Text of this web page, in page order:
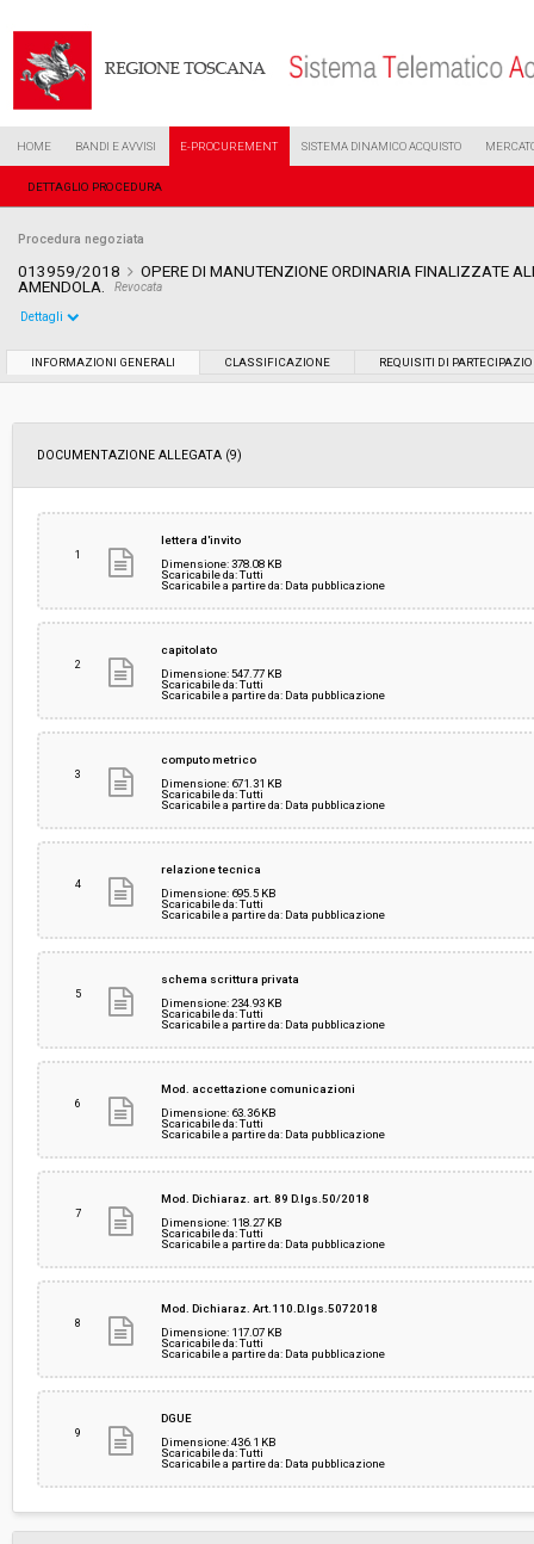
HOME BANDI E AVVISI E-PROCUREMENT SISTEMA DINAMICO ACQUISTO
DETTAGLIO PROCEDURA
Procedura negoziata
013959/2018
OPERE DI MANUTENZIONE ORDINARIA FINALIZZATE
AMENDOLA.
Revocata
Data pubblicazione:
Svolgimento:
Responsabile attuale:
COMUNE DI AREZZO - Progetto riqualificazione
Dettagli
INFORMAZIONI GENERALI CLASSIFICAZIONE REQUISITI DI
DOCUMENTAZIONE ALLEGATA (9)
1
lettera d'invito
Dimensione: 378.08 KB
Scaricabile da: Tutti
Scaricabile a partire da: Data pubblicazione
2
capitolato
Dimensione: 547.77 KB
Scaricabile da: Tutti
Scaricabile a partire da: Data pubblicazione
3
computo metrico
Dimensione: 671.31 KB
Scaricabile da: Tutti
Scaricabile a partire da: Data pubblicazione
4
relazione tecnica
Dimensione: 695.5 KB
Scaricabile da: Tutti
Scaricabile a partire da: Data pubblicazione
5
schema scrittura privata
Dimensione: 234.93 KB
Scaricabile da: Tutti
Scaricabile a partire da: Data pubblicazione
6
Mod. accettazione comunicazioni
Dimensione: 63.36 KB
Scaricabile da: Tutti
Scaricabile a partire da: Data pubblicazione
7
Mod. Dichiaraz. art. 89 D.lgs.50/2018
Dimensione: 118.27 KB
Scaricabile da: Tutti
Scaricabile a partire da: Data pubblicazione
8
Mod. Dichiaraz. Art.110.D.lgs.5072018
Dimensione: 117.07 KB
Scaricabile da: Tutti
Scaricabile a partire da: Data pubblicazione
9
DGUE
Dimensione: 436.1 KB
Scaricabile da: Tutti
Scaricabile a partire da: Data pubblicazione